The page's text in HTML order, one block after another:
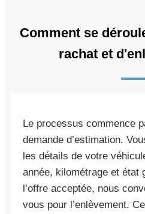
Comment se
rachat et
Le processus commence
demande d’estimation.
les détails de votre
année, kilométrage et état
l’offre acceptée, nous
vous pour l’enlèvement.